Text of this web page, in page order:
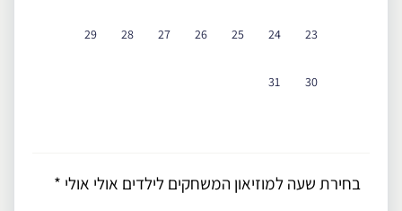
23
24
25
26
27
28
29
30
31
בחירת שעה למוזיאון המשחקים לילדים אולי אולי *